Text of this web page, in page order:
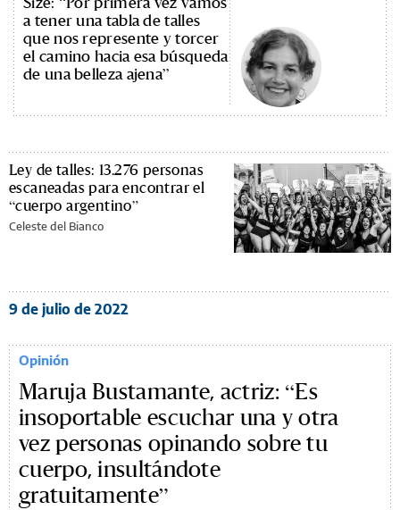
a tener una tabla de talles
que nos represente y torcer
el camino hacia esa búsqueda
de una belleza ajena”
Ley de talles: 13.276 personas
escaneadas para encontrar el
“cuerpo argentino”
Celeste del Bianco
9 de julio de 2022
Opinión
Maruja Bustamante, actriz: “Es
insoportable escuchar una y otra
vez personas opinando sobre tu
cuerpo, insultándote
gratuitamente”